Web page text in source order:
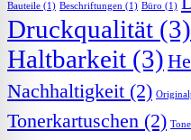
Bauteile (1) Beschriftungen (1) Büro (1)
Druckqualität (3)
Haltbarkeit (3)
Nachhaltigkeit (2)
Tonerkartuschen (2)